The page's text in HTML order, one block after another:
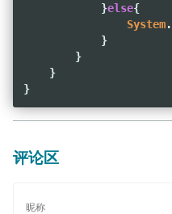
}else{
System.
}
}
}
}
评论区